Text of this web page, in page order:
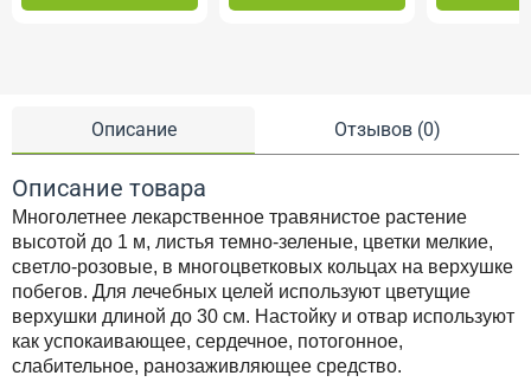
Описание Отзывов (0)
Описание товара
Многолетнее лекарственное травянистое растение
высотой до 1 м, листья темно-зеленые, цветки мелкие,
светло-розовые, в многоцветковых кольцах на верхушке
побегов. Для лечебных целей используют цветущие
верхушки длиной до 30 см. Настойку и отвар используют
как успокаивающее, сердечное, потогонное,
слабительное, ранозаживляющее средство.